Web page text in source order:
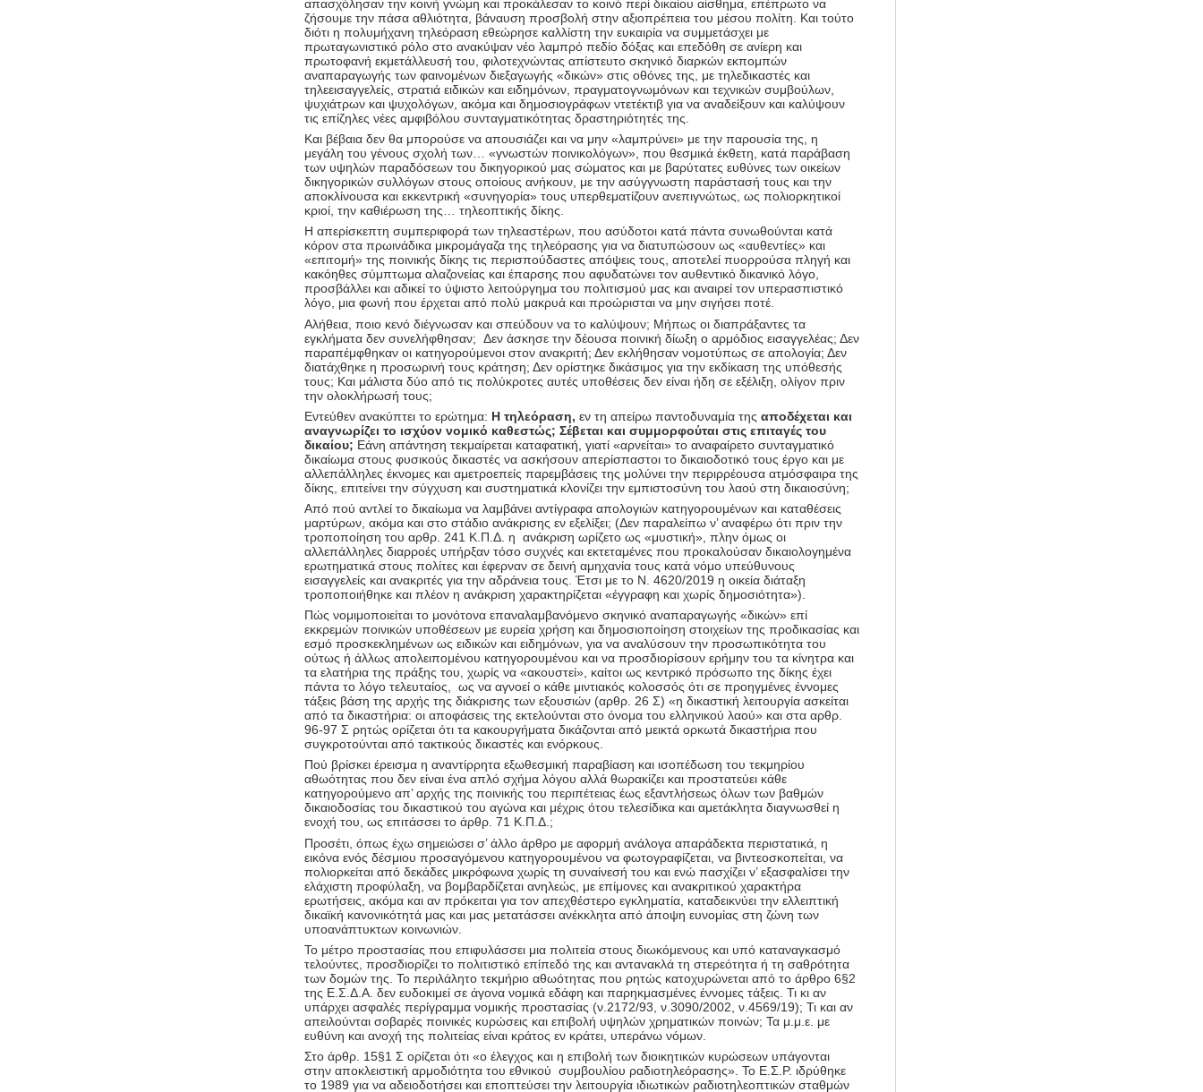
απασχόλησαν την κοινή γνώμη και προκάλεσαν το κοινό περί δικαίου αίσθημα, επέπρωτο να
ζήσουμε την πάσα αθλιότητα, βάναυση προσβολή στην αξιοπρέπεια του μέσου πολίτη. Και τούτο
διότι η πολυμήχανη τηλεόραση εθεώρησε καλλίστη την ευκαιρία να συμμετάσχει με
πρωταγωνιστικό ρόλο στο ανακύψαν νέο λαμπρό πεδίο δόξας και επεδόθη σε ανίερη και
πρωτοφανή εκμετάλλευσή του, φιλοτεχνώντας απίστευτο σκηνικό διαρκών εκπομπών
αναπαραγωγής των φαινομένων διεξαγωγής «δικών» στις οθόνες της, με τηλεδικαστές και
τηλεεισαγγελείς, στρατιά ειδικών και ειδημόνων, πραγματογνωμόνων και τεχνικών συμβούλων,
ψυχιάτρων και ψυχολόγων, ακόμα και δημοσιογράφων ντετέκτιβ για να αναδείξουν και καλύψουν
τις επίζηλες νέες αμφιβόλου συνταγματικότητας δραστηριότητές της.
Και βέβαια δεν θα μπορούσε να απουσιάζει και να μην «λαμπρύνει» με την παρουσία της, η
μεγάλη του γένους σχολή των… «γνωστών ποινικολόγων», που θεσμικά έκθετη, κατά παράβαση
των υψηλών παραδόσεων του δικηγορικού μας σώματος και με βαρύτατες ευθύνες των οικείων
δικηγορικών συλλόγων στους οποίους ανήκουν, με την ασύγγνωστη παράστασή τους και την
αποκλίνουσα και εκκεντρική «συνηγορία» τους υπερθεματίζουν ανεπιγνώτως, ως πολιορκητικοί
κριοί, την καθιέρωση της… τηλεοπτικής δίκης.
Η απερίσκεπτη συμπεριφορά των τηλεαστέρων, που ασύδοτοι κατά πάντα συνωθούνται κατά
κόρον στα πρωινάδικα μικρομάγαζα της τηλεόρασης για να διατυπώσουν ως «αυθεντίες» και
«επιτομή» της ποινικής δίκης τις περισπούδαστες απόψεις τους, αποτελεί πυορρούσα πληγή και
κακόηθες σύμπτωμα αλαζονείας και έπαρσης που αφυδατώνει τον αυθεντικό δικανικό λόγο,
προσβάλλει και αδικεί το ύψιστο λειτούργημα του πολιτισμού μας και αναιρεί τον υπερασπιστικό
λόγο, μια φωνή που έρχεται από πολύ μακρυά και προώρισται να μην σιγήσει ποτέ.
Αλήθεια, ποιο κενό διέγνωσαν και σπεύδουν να το καλύψουν; Μήπως οι διαπράξαντες τα
εγκλήματα δεν συνελήφθησαν; Δεν άσκησε την δέουσα ποινική δίωξη ο αρμόδιος εισαγγελέας; Δεν
παραπέμφθηκαν οι κατηγορούμενοι στον ανακριτή; Δεν εκλήθησαν νομοτύπως σε απολογία; Δεν
διατάχθηκε η προσωρινή τους κράτηση; Δεν ορίστηκε δικάσιμος για την εκδίκαση της υπόθεσής
τους; Και μάλιστα δύο από τις πολύκροτες αυτές υποθέσεις δεν είναι ήδη σε εξέλιξη, ολίγον πριν
την ολοκλήρωσή τους;
Εντεύθεν ανακύπτει το ερώτημα: Η τηλεόραση, εν τη απείρω παντοδυναμία της αποδέχεται και
αναγνωρίζει το ισχύον νομικό καθεστώς; Σέβεται και συμμορφούται στις επιταγές του
δικαίου; Εάνη απάντηση τεκμαίρεται καταφατική, γιατί «αρνείται» το αναφαίρετο συνταγματικό
δικαίωμα στους φυσικούς δικαστές να ασκήσουν απερίσπαστοι το δικαιοδοτικό τους έργο και με
αλλεπάλληλες έκνομες και αμετροεπείς παρεμβάσεις της μολύνει την περιρρέουσα ατμόσφαιρα της
δίκης, επιτείνει την σύγχυση και συστηματικά κλονίζει την εμπιστοσύνη του λαού στη δικαιοσύνη;
Από πού αντλεί το δικαίωμα να λαμβάνει αντίγραφα απολογιών κατηγορουμένων και καταθέσεις
μαρτύρων, ακόμα και στο στάδιο ανάκρισης εν εξελίξει; (Δεν παραλείπω ν’ αναφέρω ότι πριν την
τροποποίηση του αρθρ. 241 Κ.Π.Δ. η ανάκριση ωρίζετο ως «μυστική», πλην όμως οι
αλλεπάλληλες διαρροές υπήρξαν τόσο συχνές και εκτεταμένες που προκαλούσαν δικαιολογημένα
ερωτηματικά στους πολίτες και έφερναν σε δεινή αμηχανία τους κατά νόμο υπεύθυνους
εισαγγελείς και ανακριτές για την αδράνεια τους. Έτσι με το Ν. 4620/2019 η οικεία διάταξη
τροποποιήθηκε και πλέον η ανάκριση χαρακτηρίζεται «έγγραφη και χωρίς δημοσιότητα»).
Πώς νομιμοποιείται το μονότονα επαναλαμβανόμενο σκηνικό αναπαραγωγής «δικών» επί
εκκρεμών ποινικών υποθέσεων με ευρεία χρήση και δημοσιοποίηση στοιχείων της προδικασίας και
εσμό προσκεκλημένων ως ειδικών και ειδημόνων, για να αναλύσουν την προσωπικότητα του
ούτως ή άλλως απολειπομένου κατηγορουμένου και να προσδιορίσουν ερήμην του τα κίνητρα και
τα ελατήρια της πράξης του, χωρίς να «ακουστεί», καίτοι ως κεντρικό πρόσωπο της δίκης έχει
πάντα το λόγο τελευταίος, ως να αγνοεί ο κάθε μιντιακός κολοσσός ότι σε προηγμένες έννομες
τάξεις βάση της αρχής της διάκρισης των εξουσιών (αρθρ. 26 Σ) «η δικαστική λειτουργία ασκείται
από τα δικαστήρια: οι αποφάσεις της εκτελούνται στο όνομα του ελληνικού λαού» και στα αρθρ.
96-97 Σ ρητώς ορίζεται ότι τα κακουργήματα δικάζονται από μεικτά ορκωτά δικαστήρια που
συγκροτούνται από τακτικούς δικαστές και ενόρκους.
Πού βρίσκει έρεισμα η αναντίρρητα εξωθεσμική παραβίαση και ισοπέδωση του τεκμηρίου
αθωότητας που δεν είναι ένα απλό σχήμα λόγου αλλά θωρακίζει και προστατεύει κάθε
κατηγορούμενο απ’ αρχής της ποινικής του περιπέτειας έως εξαντλήσεως όλων των βαθμών
δικαιοδοσίας του δικαστικού του αγώνα και μέχρις ότου τελεσίδικα και αμετάκλητα διαγνωσθεί η
ενοχή του, ως επιτάσσει το άρθρ. 71 Κ.Π.Δ.;
Προσέτι, όπως έχω σημειώσει σ’ άλλο άρθρο με αφορμή ανάλογα απαράδεκτα περιστατικά, η
εικόνα ενός δέσμιου προσαγόμενου κατηγορουμένου να φωτογραφίζεται, να βιντεοσκοπείται, να
πολιορκείται από δεκάδες μικρόφωνα χωρίς τη συναίνεσή του και ενώ πασχίζει ν’ εξασφαλίσει την
ελάχιστη προφύλαξη, να βομβαρδίζεται ανηλεώς, με επίμονες και ανακριτικού χαρακτήρα
ερωτήσεις, ακόμα και αν πρόκειται για τον απεχθέστερο εγκληματία, καταδεικνύει την ελλειπτική
δικαϊκή κανονικότητά μας και μας μετατάσσει ανέκκλητα από άποψη ευνομίας στη ζώνη των
υποανάπτυκτων κοινωνιών.
Το μέτρο προστασίας που επιφυλάσσει μια πολιτεία στους διωκόμενους και υπό καταναγκασμό
τελούντες, προσδιορίζει το πολιτιστικό επίπεδό της και αντανακλά τη στερεότητα ή τη σαθρότητα
των δομών της. Το περιλάλητο τεκμήριο αθωότητας που ρητώς κατοχυρώνεται από το άρθρο 6§2
της Ε.Σ.Δ.Α. δεν ευδοκιμεί σε άγονα νομικά εδάφη και παρηκμασμένες έννομες τάξεις. Τι κι αν
υπάρχει ασφαλές περίγραμμα νομικής προστασίας (ν.2172/93, ν.3090/2002, ν.4569/19); Τι και αν
απειλούνται σοβαρές ποινικές κυρώσεις και επιβολή υψηλών χρηματικών ποινών; Τα μ.μ.ε. με
ευθύνη και ανοχή της πολιτείας είναι κράτος εν κράτει, υπεράνω νόμων.
Στο άρθρ. 15§1 Σ ορίζεται ότι «ο έλεγχος και η επιβολή των διοικητικών κυρώσεων υπάγονται
στην αποκλειστική αρμοδιότητα του εθνικού συμβουλίου ραδιοτηλεόρασης». Το Ε.Σ.Ρ. ιδρύθηκε
το 1989 για να αδειοδοτήσει και εποπτεύσει την λειτουργία ιδιωτικών ραδιοτηλεοπτικών σταθμών